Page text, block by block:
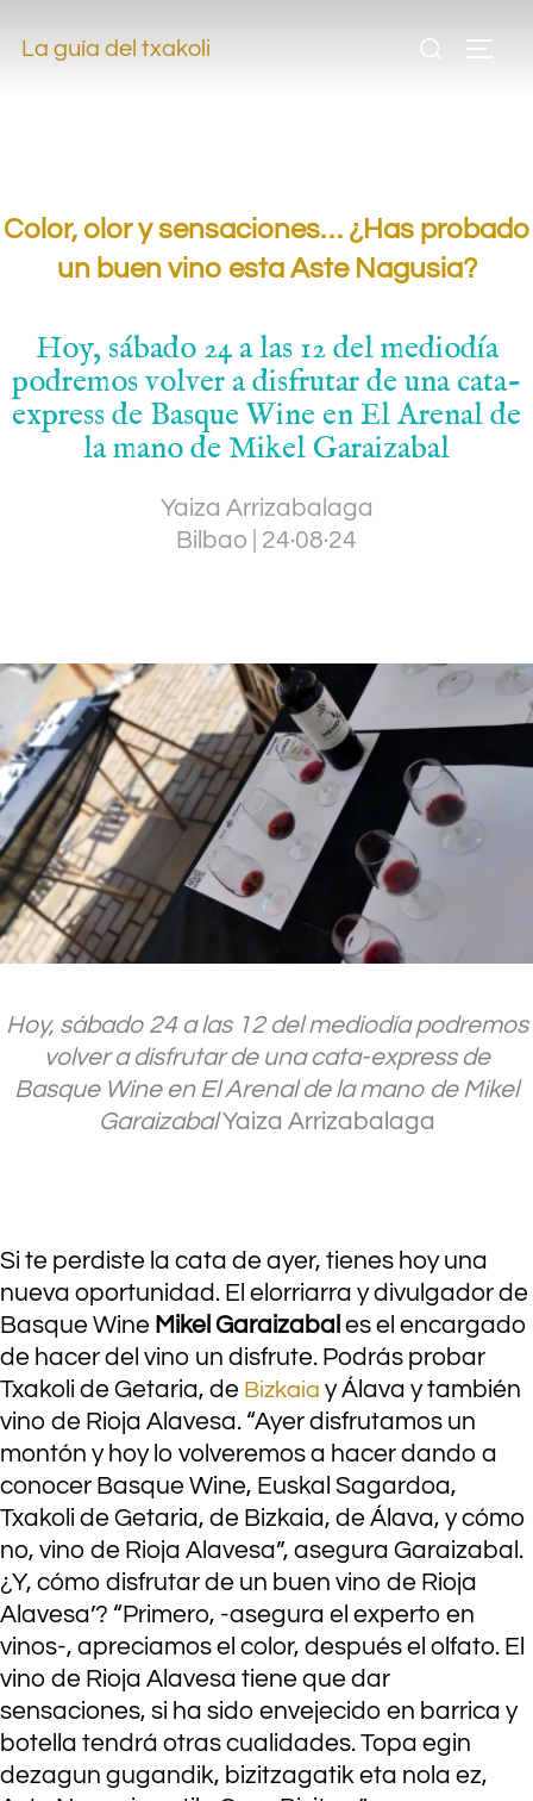
La guía del txakoli
Color, olor y sensaciones… ¿Has probado
un buen vino esta Aste Nagusia?
Hoy, sábado 24 a las 12 del mediodía
podremos volver a disfrutar de una cata-
express de Basque Wine en El Arenal de
la mano de Mikel Garaizabal
Yaiza Arrizabalaga
Bilbao
24·08·24
Hoy, sábado 24 a las 12 del mediodía podremos
volver a disfrutar de una cata-express de
Basque Wine en El Arenal de la mano de Mikel
GaraizabalYaiza Arrizabalaga
Si te perdiste la cata de ayer, tienes hoy una
nueva oportunidad. El elorriarra y divulgador de
Basque Wine Mikel Garaizabal es el encargado
de hacer del vino un disfrute. Podrás probar
Txakoli de Getaria, de Bizkaia y Álava y también
vino de Rioja Alavesa. “Ayer disfrutamos un
montón y hoy lo volveremos a hacer dando a
conocer Basque Wine, Euskal Sagardoa,
Txakoli de Getaria, de Bizkaia, de Álava, y cómo
no, vino de Rioja Alavesa”, asegura Garaizabal.
¿Y, cómo disfrutar de un buen vino de Rioja
Alavesa’? “Primero, -asegura el experto en
vinos-, apreciamos el color, después el olfato. El
vino de Rioja Alavesa tiene que dar
sensaciones, si ha sido envejecido en barrica y
botella tendrá otras cualidades. Topa egin
dezagun gugandik, bizitzagatik eta nola ez,